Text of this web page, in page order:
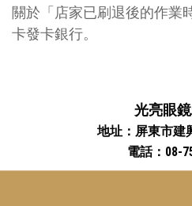
關於「店家已刷退後的作業
卡發卡銀行。
光亮眼
地址：屏東市建
電話：08-